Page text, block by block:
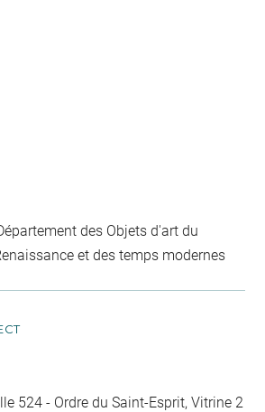
des Objets d'art du
et des temps modernes
524 - Ordre du Saint-Esprit, Vitrine 2